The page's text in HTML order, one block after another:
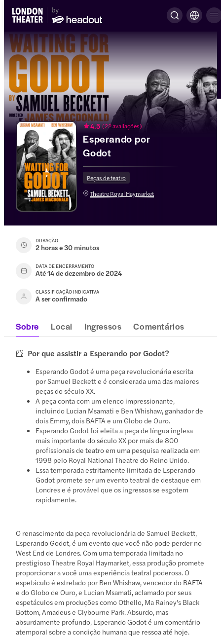
4.5 (22 avaliações)
Esperando por
Godot
Peças de teatro
Theatre Royal Haymarket
DURAÇÃO
2 horas e 30 minutos
DATA DE ENCERRAMENTO
Até 14 de dezembro de 2024
CLASSIFICAÇÃO INDICATIVA
A ser confirmado
Sobre Local Ingressos Comentários
Por que assistir a Esperando por Godot?
Esperando Godot é uma peça revolucionária escrita
por Samuel Beckett e é considerada uma das maiores
peças do século XX.
A peça conta com um elenco impressionante,
incluindo Lucian Msamati e Ben Whishaw, ganhador de
dois Emmy, dois BAFTA e um Globo de Ouro.
Esperando Godot foi eleita a peça de língua inglesa
mais importante do século XX por mais de 800
profissionais de teatro em uma pesquisa realizada em
1998 pelo Royal National Theatre do Reino Unido.
Essa temporada estritamente limitada de Esperando
Godot promete ser um evento teatral de destaque em
Londres e é provável que os ingressos se esgotem
rapidamente.
O renascimento da peça revolucionária de Samuel Beckett,
Esperando Godot, é um evento que você não pode perder no
West End de Londres. Com uma temporada limitada no
prestigioso Theatre Royal Haymarket, essa produção promete
proporcionar a você uma experiência teatral poderosa. O
espetáculo é estrelado por Ben Whishaw, vencedor do BAFTA
e do Globo de Ouro, e Lucian Msamati, aclamado por seus
espetáculos em produções como Othello, Ma Rainey's Black
Bottom, Amadeus e Clybourne Park. Absurdo, mas
absurdamente profundo, Esperando Godot é um comentário
atemporal sobre a condição humana que ressoa até hoje.